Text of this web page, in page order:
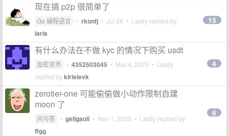
现在搞 p2p 很简单了
Go 编程语言 • rkonfj • Jul 28 • Lastly replied by
laris
15
有什么办法在不做 kyc 的情况下购买 usdt
加密货币 • 4352503045 • Mar 4, 2025 • Lastly
replied bykirieievk
4
zerotier-one 可能偷偷做小动作限制自建
moon 了
问与答 • geligaoli • Nov 1, 2025 • Lastly replied by
ffgg
6